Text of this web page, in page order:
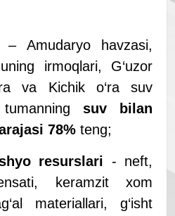
– Аmudaryo havzasi,
irmoqlari, G‘uzor
va Kichik o‘ra suv
tumanningsuv bilan
78%teng;
resurslari - neft,
keramzit xom
materiallari, g‘isht